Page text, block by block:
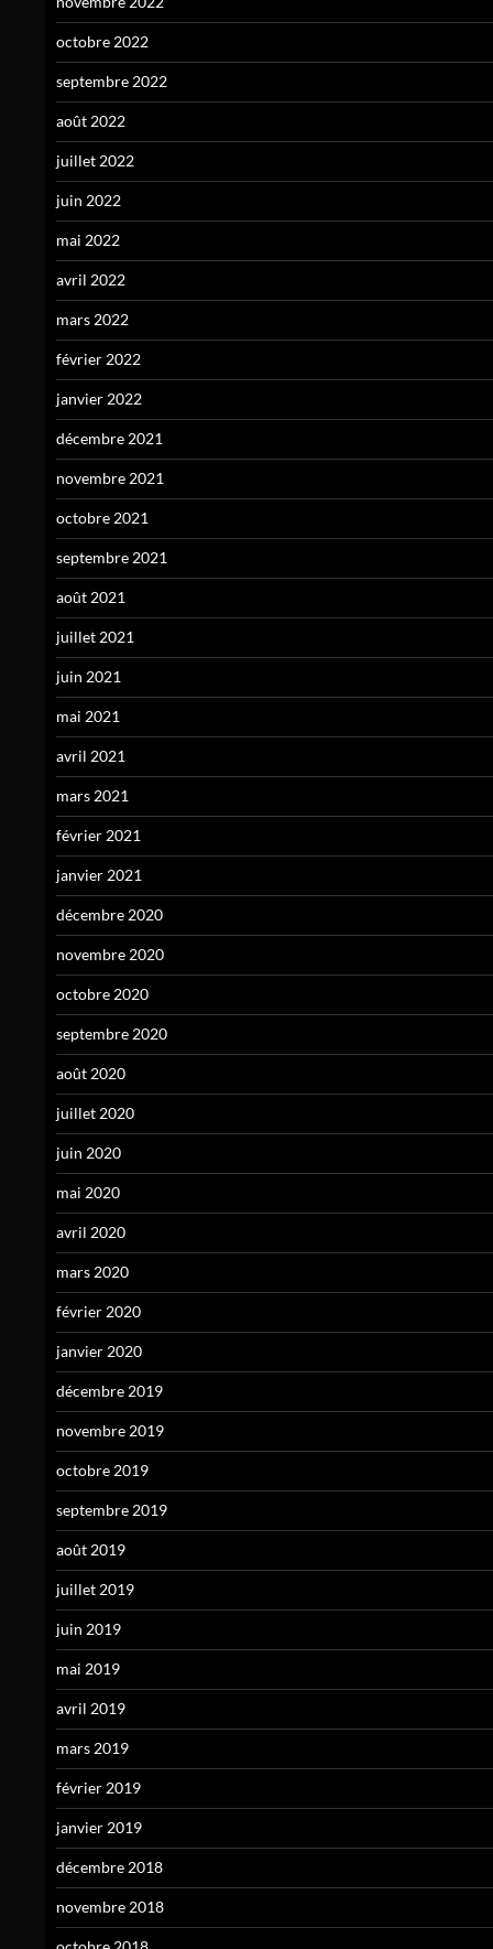
octobre 2022
septembre 2022
août 2022
juillet 2022
juin 2022
mai 2022
avril 2022
mars 2022
février 2022
janvier 2022
décembre 2021
novembre 2021
octobre 2021
septembre 2021
août 2021
juillet 2021
juin 2021
mai 2021
avril 2021
mars 2021
février 2021
janvier 2021
décembre 2020
novembre 2020
octobre 2020
septembre 2020
août 2020
juillet 2020
juin 2020
mai 2020
avril 2020
mars 2020
février 2020
janvier 2020
décembre 2019
novembre 2019
octobre 2019
septembre 2019
août 2019
juillet 2019
juin 2019
mai 2019
avril 2019
mars 2019
février 2019
janvier 2019
décembre 2018
novembre 2018